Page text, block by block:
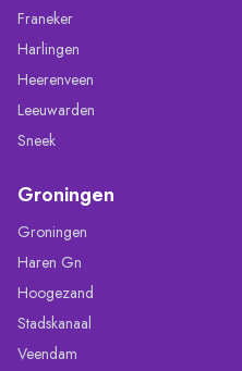
Franeker
Harlingen
Heerenveen
Leeuwarden
Sneek
Groningen
Groningen
Haren Gn
Hoogezand
Stadskanaal
Veendam